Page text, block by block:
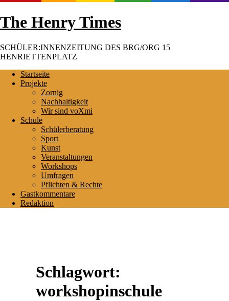
Skip
to
The Henry Times
SCHÜLER:INNENZEITUNG DES BRG/ORG 15
HENRIETTENPLATZ
Startseite
Projekte
Zornig
Nachhaltigkeit
Wir sind voXmi
Schule
Schülerberatung
Sport
Kunst
Veranstaltungen
Workshops
Umfragen
Pflichten & Rechte
Gastkommentare
Redaktion
Schlagwort:
workshopinschule